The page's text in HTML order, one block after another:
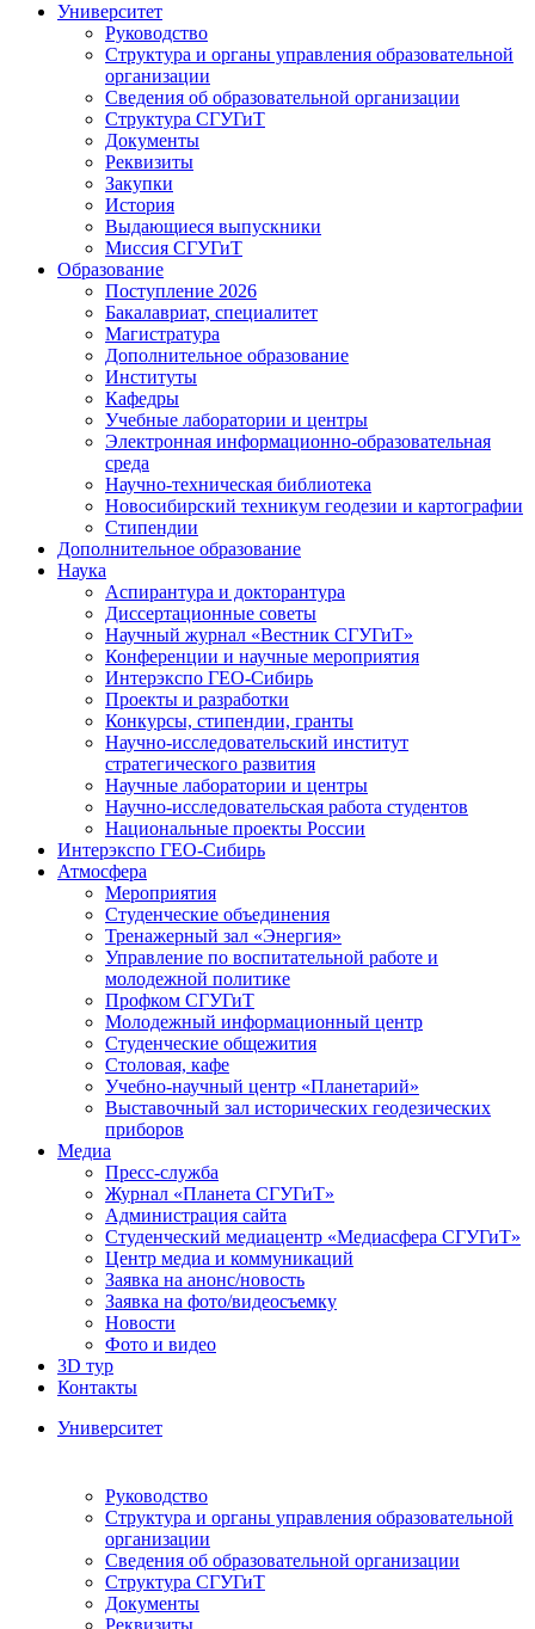
Университет
Руководство
Структура и органы управления образовательной
организации
Сведения об образовательной организации
Структура СГУГиТ
Документы
Реквизиты
Закупки
История
Выдающиеся выпускники
Миссия СГУГиТ
Образование
Поступление 2026
Бакалавриат, специалитет
Магистратура
Дополнительное образование
Институты
Кафедры
Учебные лаборатории и центры
Электронная информационно-образовательная
среда
Научно-техническая библиотека
Новосибирский техникум геодезии и картографии
Стипендии
Дополнительное образование
Наука
Аспирантура и докторантура
Диссертационные советы
Научный журнал «Вестник СГУГиТ»
Конференции и научные мероприятия
Интерэкспо ГЕО-Сибирь
Проекты и разработки
Конкурсы, стипендии, гранты
Научно-исследовательский институт
стратегического развития
Научные лаборатории и центры
Научно-исследовательская работа студентов
Национальные проекты России
Интерэкспо ГЕО-Сибирь
Атмосфера
Мероприятия
Студенческие объединения
Тренажерный зал «Энергия»
Управление по воспитательной работе и
молодежной политике
Профком СГУГиТ
Молодежный информационный центр
Студенческие общежития
Столовая, кафе
Учебно-научный центр «Планетарий»
Выставочный зал исторических геодезических
приборов
Медиа
Пресс-служба
Журнал «Планета СГУГиТ»
Администрация сайта
Студенческий медиацентр «Медиасфера СГУГиТ»
Центр медиа и коммуникаций
Заявка на анонс/новость
Заявка на фото/видеосъемку
Новости
Фото и видео
3D тур
Контакты
Университет
Руководство
Структура и органы управления образовательной
организации
Сведения об образовательной организации
Структура СГУГиТ
Документы
Реквизиты